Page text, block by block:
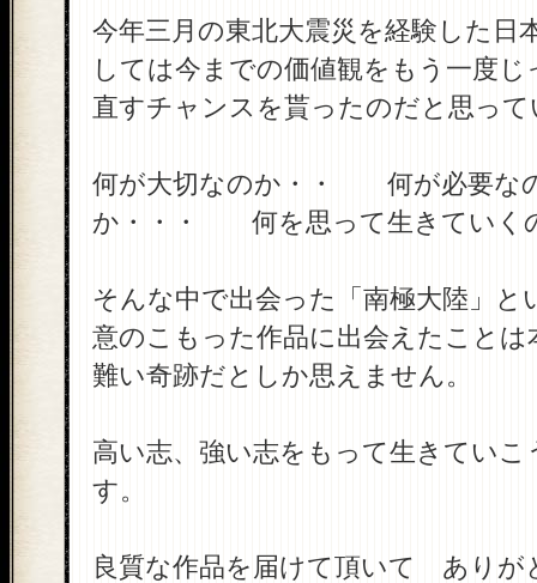
今年三月の東北大震災を経験した日
しては今までの価値観をもう一度じ
直すチャンスを貰ったのだと思っ
何が大切なのか・・ 何が必要な
か・・・ 何を思って生きていく
そんな中で出会った「南極大陸」と
意のこもった作品に出会えたことは
難い奇跡だとしか思えません。
高い志、強い志をもって生きていこ
す。
良質な作品を届けて頂いて ありが